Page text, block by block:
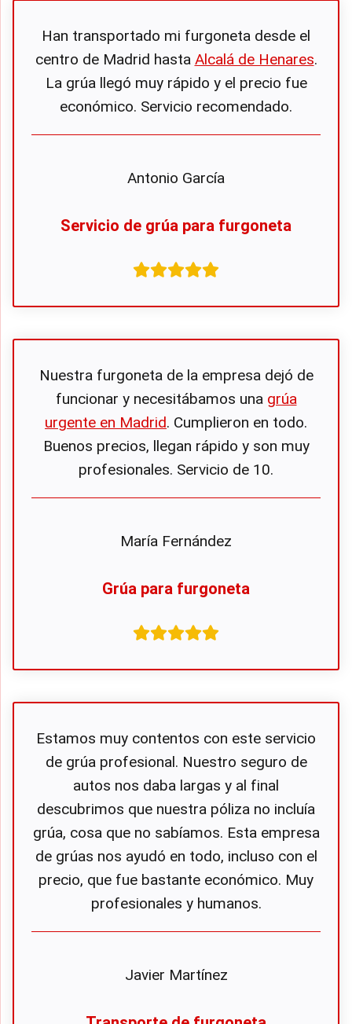
Han transportado mi furgoneta desde el
centro de Madrid hasta Alcalá de Henares.
La grúa llegó muy rápido y el precio fue
económico. Servicio recomendado.
Antonio García
Servicio de grúa para furgoneta
Nuestra furgoneta de la empresa dejó de
funcionar y necesitábamos una grúa
urgente en Madrid. Cumplieron en todo.
Buenos precios, llegan rápido y son muy
profesionales. Servicio de 10.
María Fernández
Grúa para furgoneta
Estamos muy contentos con este servicio
de grúa profesional. Nuestro seguro de
autos nos daba largas y al final
descubrimos que nuestra póliza no incluía
grúa, cosa que no sabíamos. Esta empresa
de grúas nos ayudó en todo, incluso con el
precio, que fue bastante económico. Muy
profesionales y humanos.
Javier Martínez